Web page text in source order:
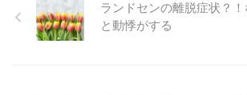
ランドセンの離脱症状？
と動悸がする